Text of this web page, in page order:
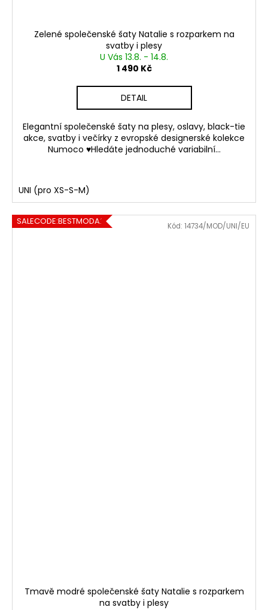
Zelené společenské šaty Natalie s rozparkem na
svatby i plesy
U Vás 13.8. - 14.8.
1 490 Kč
DETAIL
Elegantní společenské šaty na plesy, oslavy, black-tie
akce, svatby i večírky z evropské designerské kolekce
Numoco ♥Hledáte jednoduché variabilní...
UNI (pro XS-S-M)
SALECODE:BESTMODA20:20:%
Tmavě modré společenské šaty Natalie s rozparkem
na svatby i plesy
Kód: 14734/MOD/UNI/EU